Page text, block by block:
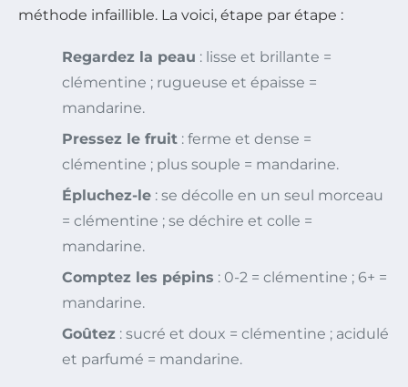
méthode infaillible. La voici, étape par étape :
Regardez la peau : lisse et brillante =
clémentine ; rugueuse et épaisse =
mandarine.
Pressez le fruit : ferme et dense =
clémentine ; plus souple = mandarine.
Épluchez-le : se décolle en un seul morceau
= clémentine ; se déchire et colle =
mandarine.
Comptez les pépins : 0-2 = clémentine ; 6+ =
mandarine.
Goûtez : sucré et doux = clémentine ; acidulé
et parfumé = mandarine.